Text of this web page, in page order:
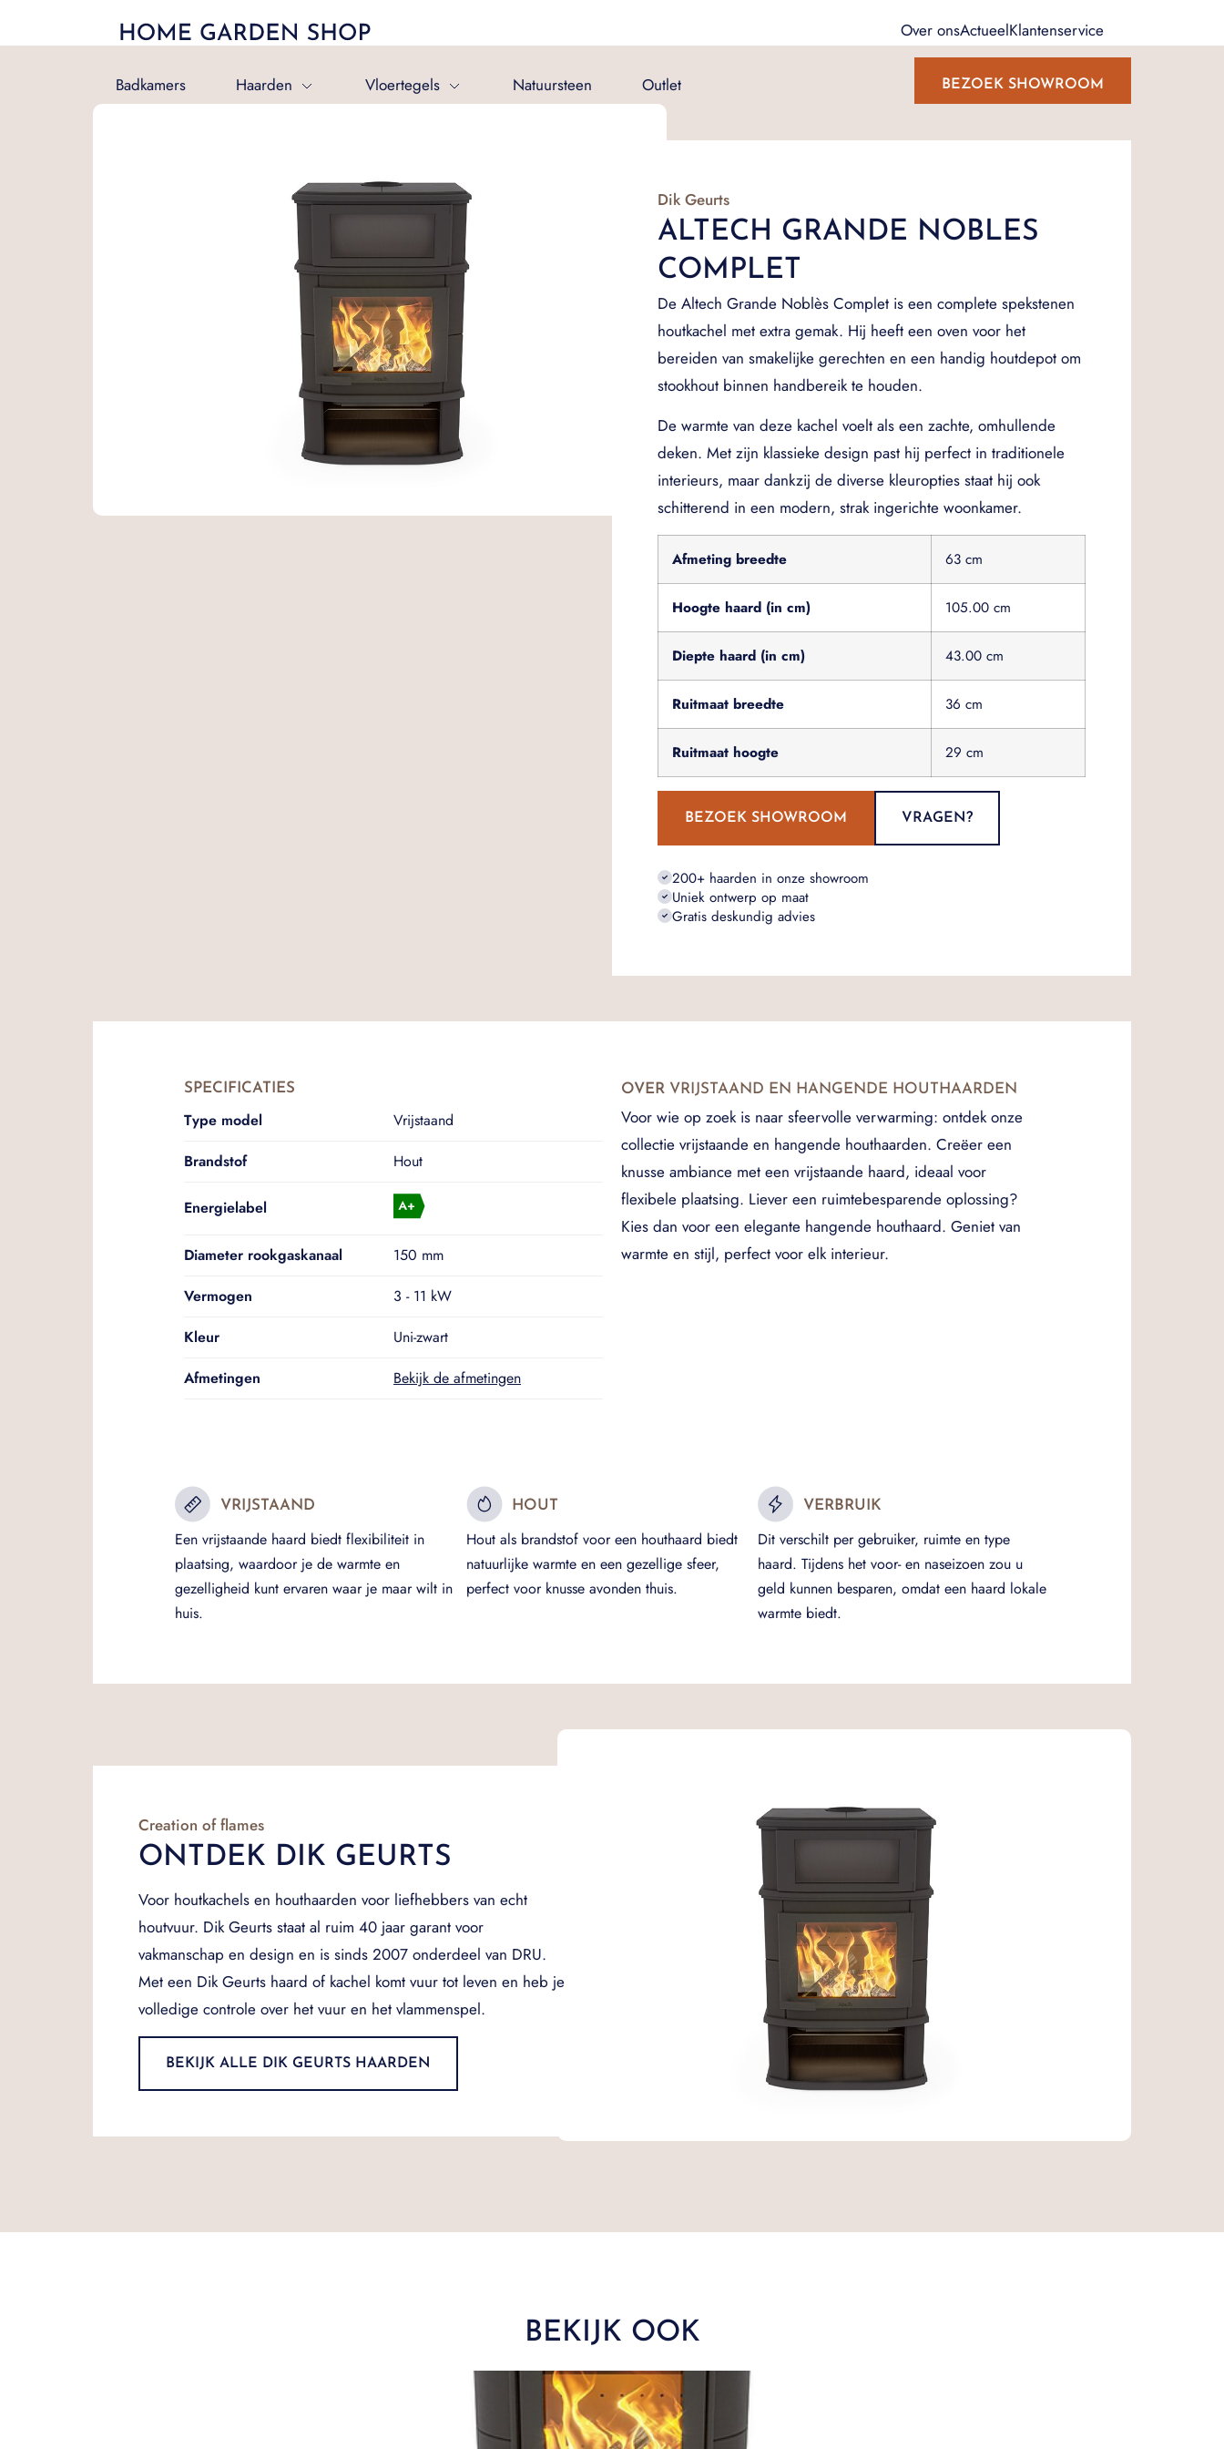
Over onsActueelKlantenservice
Badkamers Haarden Vloertegels Natuursteen Outlet BEZOEK SHOWROOM
Dik Geurts
ALTECH GRANDE NOBLES
COMPLET
De Altech Grande Noblès Complet is een complete spekstenen
houtkachel met extra gemak. Hij heeft een oven voor het
bereiden van smakelijke gerechten en een handig houtdepot om
stookhout binnen handbereik te houden.
De warmte van deze kachel voelt als een zachte, omhullende
deken. Met zijn klassieke design past hij perfect in traditionele
interieurs, maar dankzij de diverse kleuropties staat hij ook
schitterend in een modern, strak ingerichte woonkamer.
Afmeting breedte 63 cm
Hoogte haard (in cm) 105.00 cm
Diepte haard (in cm) 43.00 cm
Ruitmaat breedte 36 cm
Ruitmaat hoogte 29 cm
BEZOEK SHOWROOM VRAGEN?
200+ haarden in onze showroom
Uniek ontwerp op maat
Gratis deskundig advies
SPECIFICATIES
Type model
Vrijstaand
Brandstof
Hout
Energielabel
Diameter rookgaskanaal
150 mm
Vermogen
3 - 11 kW
Kleur
Uni-zwart
Afmetingen
Bekijk de afmetingen
OVER VRIJSTAAND EN HANGENDE HOUTHAARDEN
Voor wie op zoek is naar sfeervolle verwarming: ontdek onze
collectie vrijstaande en hangende houthaarden. Creëer een
knusse ambiance met een vrijstaande haard, ideaal voor
flexibele plaatsing. Liever een ruimtebesparende oplossing?
Kies dan voor een elegante hangende houthaard. Geniet van
warmte en stijl, perfect voor elk interieur.
VRIJSTAAND
Een vrijstaande haard biedt flexibiliteit in
plaatsing, waardoor je de warmte en
gezelligheid kunt ervaren waar je maar wilt in
huis.
HOUT
Hout als brandstof voor een houthaard biedt
natuurlijke warmte en een gezellige sfeer,
perfect voor knusse avonden thuis.
VERBRUIK
Dit verschilt per gebruiker, ruimte en type
haard. Tijdens het voor- en naseizoen zou u
geld kunnen besparen, omdat een haard lokale
warmte biedt.
Creation of flames
ONTDEK DIK GEURTS
Voor houtkachels en houthaarden voor liefhebbers van echt
houtvuur. Dik Geurts staat al ruim 40 jaar garant voor
vakmanschap en design en is sinds 2007 onderdeel van DRU.
Met een Dik Geurts haard of kachel komt vuur tot leven en heb je
volledige controle over het vuur en het vlammenspel.
BEKIJK ALLE DIK GEURTS HAARDEN
BEKIJK OOK